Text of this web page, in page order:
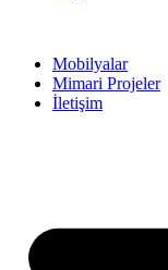
Mobilyalar
Mimari Projeler
İletişim